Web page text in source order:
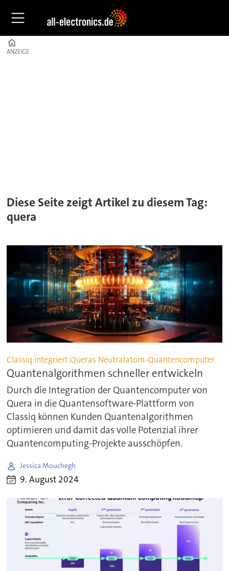
ANZEIGE
ANZEIGE
Diese Seite zeigt Artikel zu diesem Tag:
quera
Classiq integriert Queras Neutralatom-Quantencomputer
Quantenalgorithmen schneller entwickeln
Durch die Integration der Quantencomputer von
Quera in die Quantensoftware-Plattform von
Classiq können Kunden Quantenalgorithmen
optimieren und damit das volle Potenzial ihrer
Quantencomputing-Projekte ausschöpfen.
Jessica Mouchegh
9. August 2024